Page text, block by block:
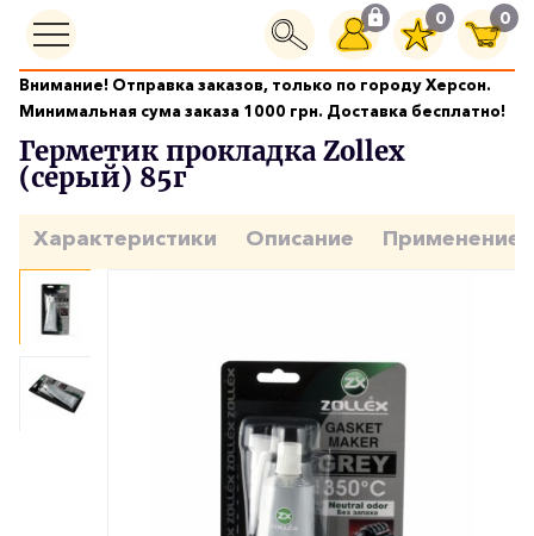
0 0
Внимание! Отправка заказов, только по городу Херсон.
Минимальная сума заказа 1000 грн. Доставка бесплатно!
Герметики и клеи Герметик прокладка Zollex (серый) 85г
Герметик прокладка Zollex
(серый) 85г
Характеристики Описание Применение